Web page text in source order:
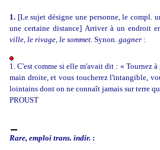
1. [Le sujet désigne une personne, le compl.
une certaine distance] Arriver à un endroit
ville, le rivage, le sommet. Synon. gagner :
1. C'est comme si elle m'avait dit : « Tournez
main droite, et vous toucherez l'intangible,
lointains dont on ne connaît jamais sur terre
PROUST
Rare, emploi trans. indir. :